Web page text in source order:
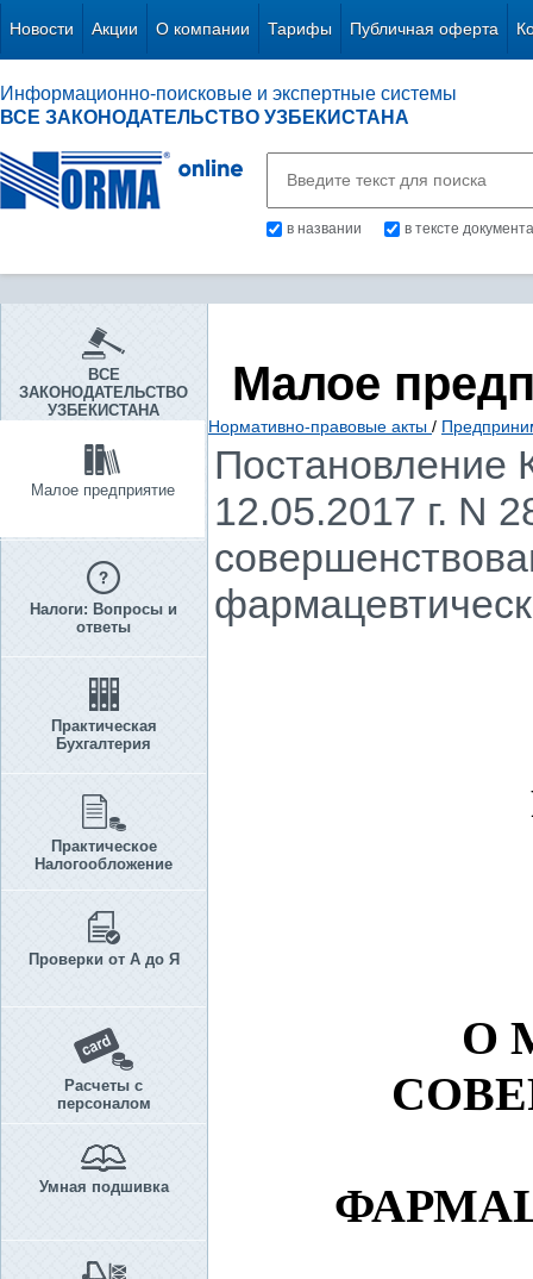
Новости Акции О компании Тарифы Публичная оферта
Информационно-поисковые и экспертные системы
ВСЕ ЗАКОНОДАТЕЛЬСТВО УЗБЕКИСТАНА
в названии в тексте документа
ВСЕ
ЗАКОНОДАТЕЛЬСТВО
УЗБЕКИСТАНА
Малое предприятие
Налоги: Вопросы и
ответы
Практическая
Бухгалтерия
Практическое
Налогообложение
Проверки от А до Я
Расчеты с
персоналом
Умная подшивка
Малое
Нормативно-правовые акты /
Постановление
12.05.2017 г. N
О